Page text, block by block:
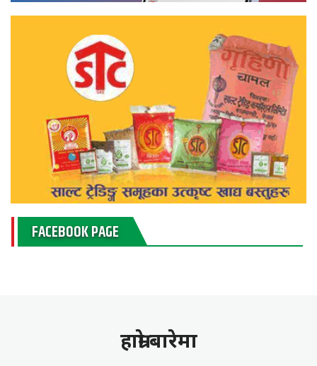
FACEBOOK PAGE
हाम्राे बारेमा